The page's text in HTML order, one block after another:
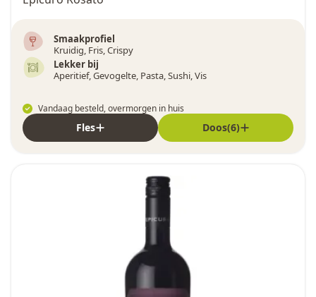
Smaakprofiel
Kruidig, Fris, Crispy
Lekker bij
Aperitief, Gevogelte, Pasta, Sushi, Vis
Vandaag besteld, overmorgen in huis
Fles Doos(6)